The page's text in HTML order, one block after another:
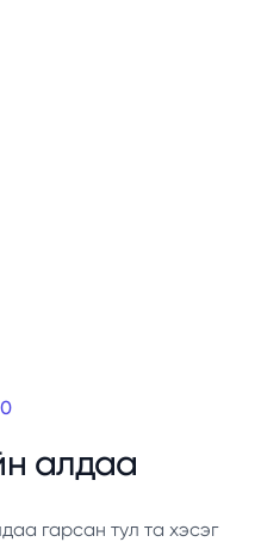
алдаа
гарсан тул та хэсэг